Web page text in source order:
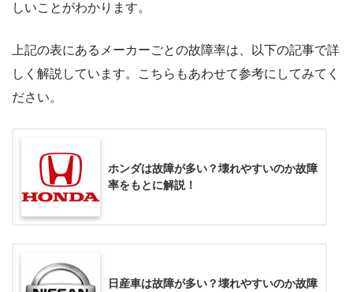
しいことがわかります。
上記の表にあるメーカーごとの故障率は、以下の記事で詳
しく解説しています。こちらもあわせて参考にしてみてく
ださい。
ホンダは故障が多い？壊れやすいのか故障
率をもとに解説！
日産車は故障が多い？壊れやすいのか故障